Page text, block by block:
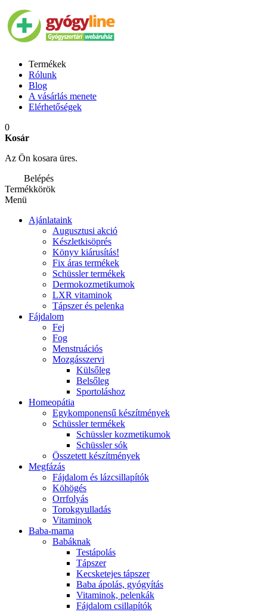
Termékek
Rólunk
Blog
A vásárlás menete
Elérhetőségek
0
Kosár
Az Ön kosara üres.
Belépés
Termékkörök
Menü
Ajánlataink
Augusztusi akció
Készletkisöprés
Könyv kiárusítás!
Fix áras termékek
Schüssler termékek
Dermokozmetikumok
LXR vitaminok
Tápszer és pelenka
Fájdalom
Fej
Fog
Menstruációs
Mozgásszervi
Külsőleg
Belsőleg
Sportoláshoz
Homeopátia
Egykomponensű készítmények
Schüssler termékek
Schüssler kozmetikumok
Schüssler sók
Összetett készítmények
Megfázás
Fájdalom és lázcsillapítók
Köhögés
Orrfolyás
Torokgyulladás
Vitaminok
Baba-mama
Babáknak
Testápolás
Tápszer
Kecsketejes tápszer
Baba ápolás, gyógyítás
Vitaminok, pelenkák
Fájdalom csillapítók